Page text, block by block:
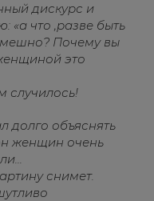
дискурс и
«а что ,разве быть
Почему вы
это
случилось!
долго объяснять
женщин очень
снимет.